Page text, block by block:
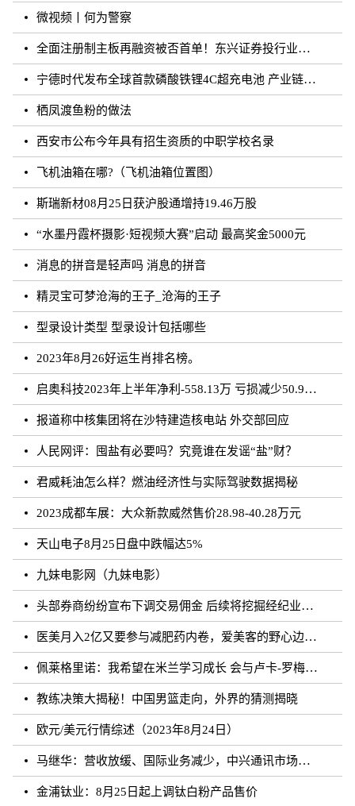
微视频丨何为警察
全面注册制主板再融资被否首单！东兴证券投行业务再遭打击
宁德时代发布全球首款磷酸铁锂4C超充电池 产业链上市公司相继规划和布局
栖凤渡鱼粉的做法
西安市公布今年具有招生资质的中职学校名录
飞机油箱在哪?（飞机油箱位置图）
斯瑞新材08月25日获沪股通增持19.46万股
“水墨丹霞杯摄影·短视频大赛”启动 最高奖金5000元
消息的拼音是轻声吗 消息的拼音
精灵宝可梦沧海的王子_沧海的王子
型录设计类型 型录设计包括哪些
2023年8月26好运生肖排名榜。
启奥科技2023年上半年净利-558.13万 亏损减少50.91%
报道称中核集团将在沙特建造核电站 外交部回应
人民网评：囤盐有必要吗？究竟谁在发谣“盐”财？
君威耗油怎么样？燃油经济性与实际驾驶数据揭秘
2023成都车展：大众新款威然售价28.98-40.28万元
天山电子8月25日盘中跌幅达5%
九妹电影网（九妹电影）
头部券商纷纷宣布下调交易佣金 后续将挖掘经纪业务佣金降费潜力
医美月入2亿又要参与减肥药内卷，爱美客的野心边界在哪？
佩莱格里诺：我希望在米兰学习成长 会与卢卡-罗梅罗团结互助
教练决策大揭秘！中国男篮走向，外界的猜测揭晓
欧元/美元行情综述（2023年8月24日）
马继华：营收放缓、国际业务减少，中兴通讯市场重心向国内靠拢？
金浦钛业：8月25日起上调钛白粉产品售价